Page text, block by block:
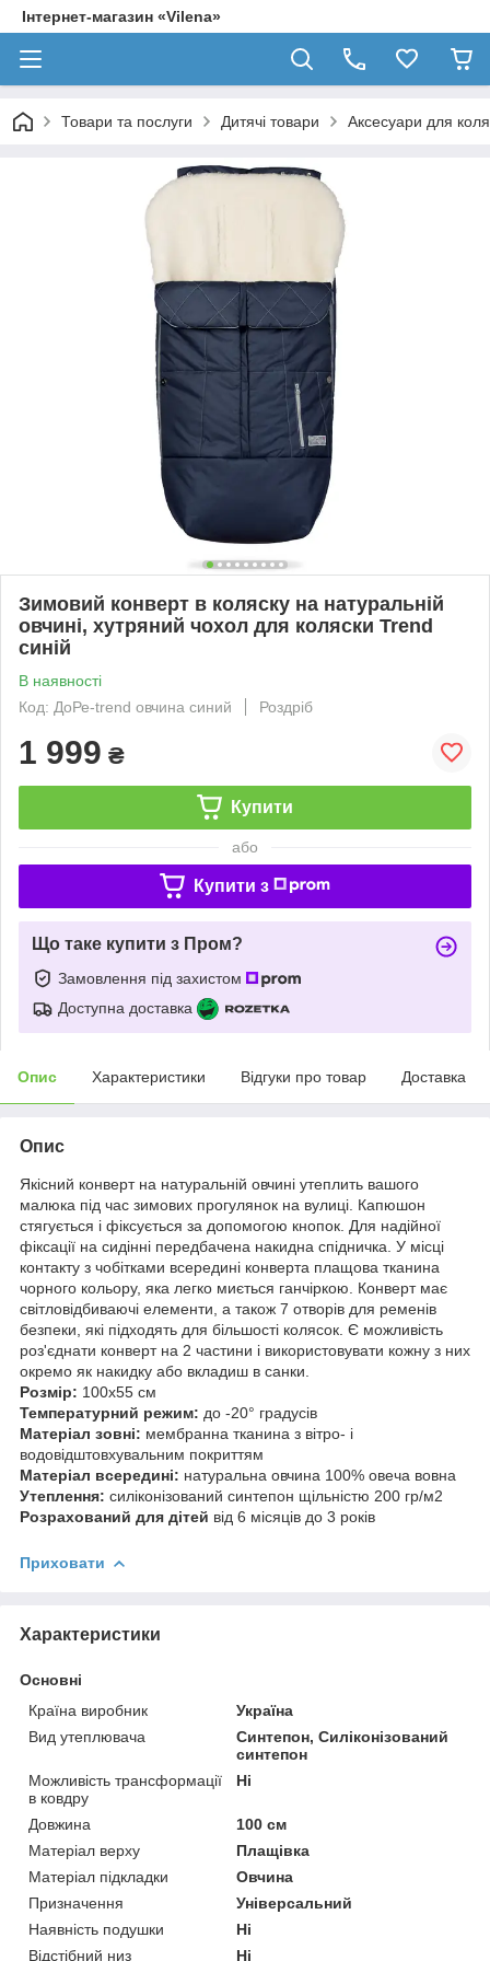
Інтернет-магазин «Vilena»
Товари та послуги Дитячі товари Аксесуари для
Зимовий конверт в коляску на натуральній
овчині, хутряний чохол для коляски Trend
синій
В наявності
Код: ДоРе-trend овчина синий
Роздріб
1 999 ₴
Купити
або
Купити з
Що таке купити з Пром?
Замовлення під захистом
Доступна доставка
Опис Характеристики Відгуки про товар Доставка
Опис
Якісний конверт на натуральній овчині утеплить вашого
малюка під час зимових прогулянок на вулиці. Капюшон
стягується і фіксується за допомогою кнопок. Для надійної
фіксації на сидінні передбачена накидна спідничка. У місці
контакту з чобітками всередині конверта плащова тканина
чорного кольору, яка легко миється ганчіркою. Конверт має
світловідбиваючі елементи, а також 7 отворів для ременів
безпеки, які підходять для більшості колясок. Є можливість
роз'єднати конверт на 2 частини і використовувати кожну з них
окремо як накидку або вкладиш в санки.
Розмір: 100х55 см
Температурний режим: до -20° градусів
Матеріал зовні: мембранна тканина з вітро- і
водовідштовхувальним покриттям
Матеріал всередині: натуральна овчина 100% овеча вовна
Утеплення: силіконізований синтепон щільністю 200 гр/м2
Розрахований для дітей від 6 місяців до 3 років
Приховати
Характеристики
Основні
Країна виробник
Україна
Вид утеплювача
Синтепон, Силіконізований
синтепон
Можливість трансформації
в ковдру
Ні
Довжина
100 см
Матеріал верху
Плащівка
Матеріал підкладки
Овчина
Призначення
Універсальний
Наявність подушки
Ні
Відстібний низ
Ні